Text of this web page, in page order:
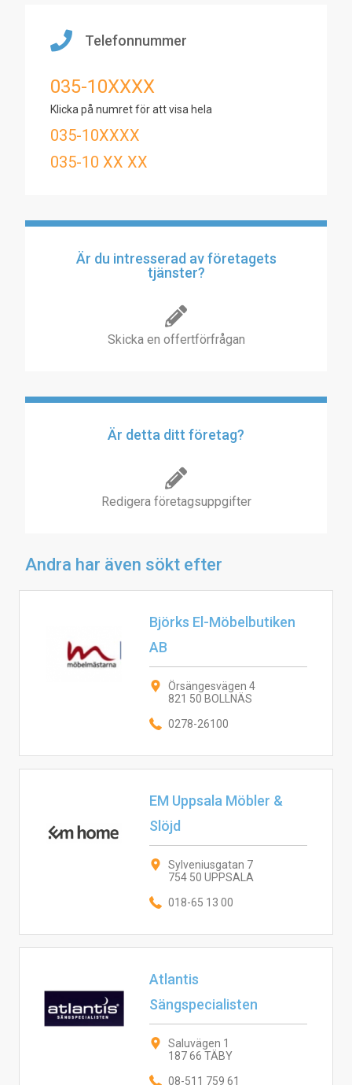
Telefonnummer
035-10XXXX
Klicka på numret för att visa hela
035-10XXXX
035-10 XX XX
Är du intresserad av företagets
tjänster?
Skicka en offertförfrågan
Är detta ditt företag?
Redigera företagsuppgifter
Andra har även sökt efter
Björks El-Möbelbutiken
AB
Örsängesvägen 4
821 50 BOLLNÄS
0278-26100
EM Uppsala Möbler &
Slöjd
Sylveniusgatan 7
754 50 UPPSALA
018-65 13 00
Atlantis
Sängspecialisten
Saluvägen 1
187 66 TÄBY
08-511 759 61